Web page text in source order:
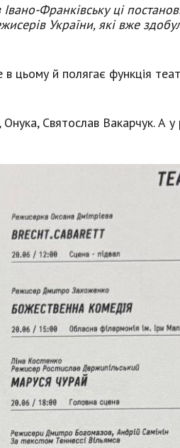
Франківську ці
України, які вже
цьому й полягає функція
Святослав Вакарчук. А у